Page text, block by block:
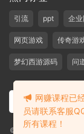
引流 ppt 企
网页游戏 传奇游
梦幻西游源码 问
©2019-2020 愁资源
网赚课程已
员请联系客服
所有课程！